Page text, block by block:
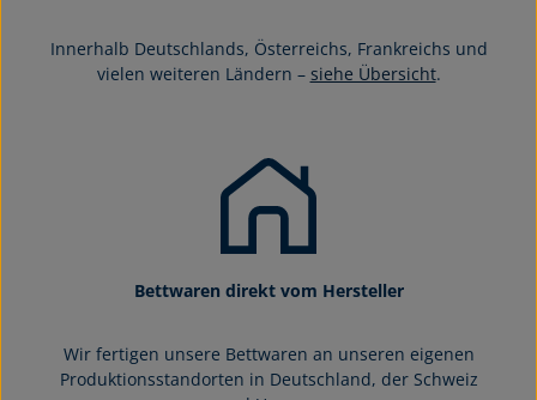
Innerhalb Deutschlands, Österreichs, Frankreichs und
vielen weiteren Ländern – siehe Übersicht.
Bettwaren direkt vom Hersteller
Wir fertigen unsere Bettwaren an unseren eigenen
Produktionsstandorten in Deutschland, der Schweiz